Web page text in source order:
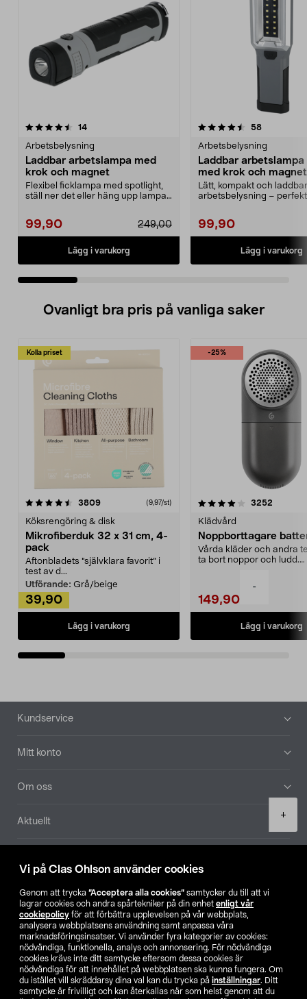
Vi på Clas Ohlson använder cookies
Genom att trycka ”Acceptera alla cookies” samtycker du till att vi
lagrar cookies och andra spårtekniker på din enhet enligt vår
cookiepolicy för att förbättra upplevelsen på vår webbplats,
analysera webbplatsens användning samt anpassa våra
marknadsföringsinsatser. Vi använder fyra kategorier av cookies:
nödvändiga, funktionella, analys och annonsering. För nödvändiga
cookies krävs inte ditt samtycke eftersom dessa cookies är
nödvändiga för att innehållet på webbplatsen ska kunna fungera. Om
du istället vill skräddarsy dina val kan du trycka på inställningar. Ditt
samtycke är frivilligt och kan återkallas när som helst genom att du
-
+
14recensioner
Arbetsbelysning
Laddbar arbetslampa med
krok och magnet
Flexibel ficklampa med spotlight,
ställ ner det eller häng upp lampan
99,90 249,00
Lägg i varukorg
4.5 av 5 stjärnor 58recensioner
Arbetsbelysning
Laddbar arbetslampa
med krok och magnet
Lätt, kompakt och laddbar
arbetsbelysning –
99,90
Lägg i varukorg
4.5 av 5 stjärnor
Ovanligt bra pris på vanliga saker
Kolla priset
3809recensioner (9,97/st)
Köksrengöring & disk
Mikrofiberduk 32 x 31 cm, 4-
pack
Aftonbladets "självklara favorit” i
test av d...
Utförande: Grå/beige
39,90
Lägg i varukorg
-25%
4.0av 5 stjärnor 3252
Klädvård
Noppborttagare
Vårda kläder och andra
ta bort noppor och ludd.
149,90
Lägg i varukorg
4.5av 5 stjärnor
Sidfot
Kundservice
Mitt konto
Om oss
Aktuellt
Hitta butik
SE NO FI